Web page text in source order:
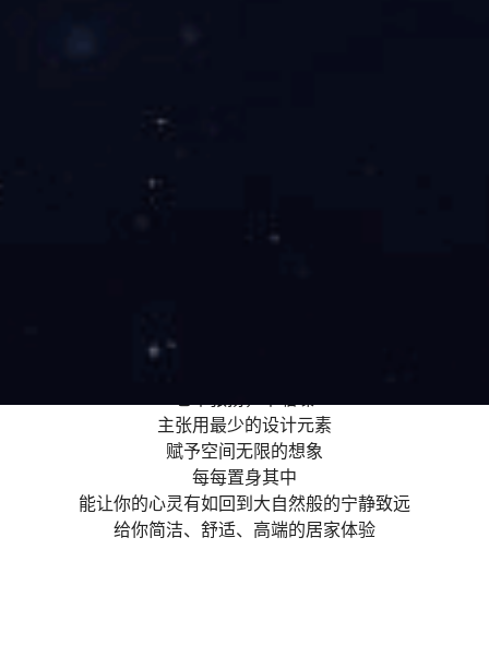
极简主义是什么？
主张用最少的设计元素
赋予空间无限的想象
每每置身其中
能让你的心灵有如回到大自然般的宁静致远
给你简洁、舒适、高端的居家体验